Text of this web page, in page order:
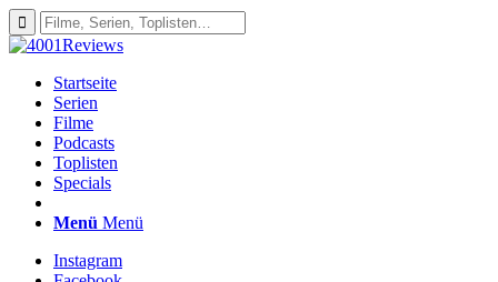
Startseite
Serien
Filme
Podcasts
Toplisten
Specials
Menü Menü
Instagram